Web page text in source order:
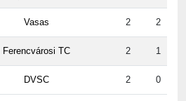
Ferencvárosi TC 2 1
DVSC 2 0